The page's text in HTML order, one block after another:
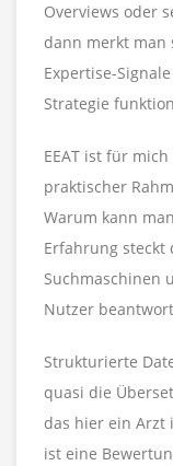
Overviews oder
dann merkt man
Expertise-
Strategie
EEAT ist für
praktischer
Warum kann
Erfahrung steckt
Suchmaschinen
Nutzer
Strukturierte
quasi die
das hier ein Arzt
ist eine